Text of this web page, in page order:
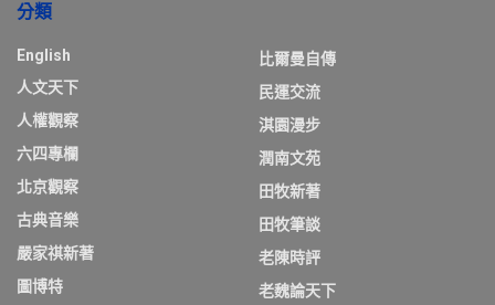
分類
English
人文天下
人權觀察
六四專欄
北京觀察
古典音樂
嚴家祺新著
圖博特
比爾曼自傳
民運交流
淇園漫步
潤南文苑
田牧新著
田牧筆談
老陳時評
老魏論天下